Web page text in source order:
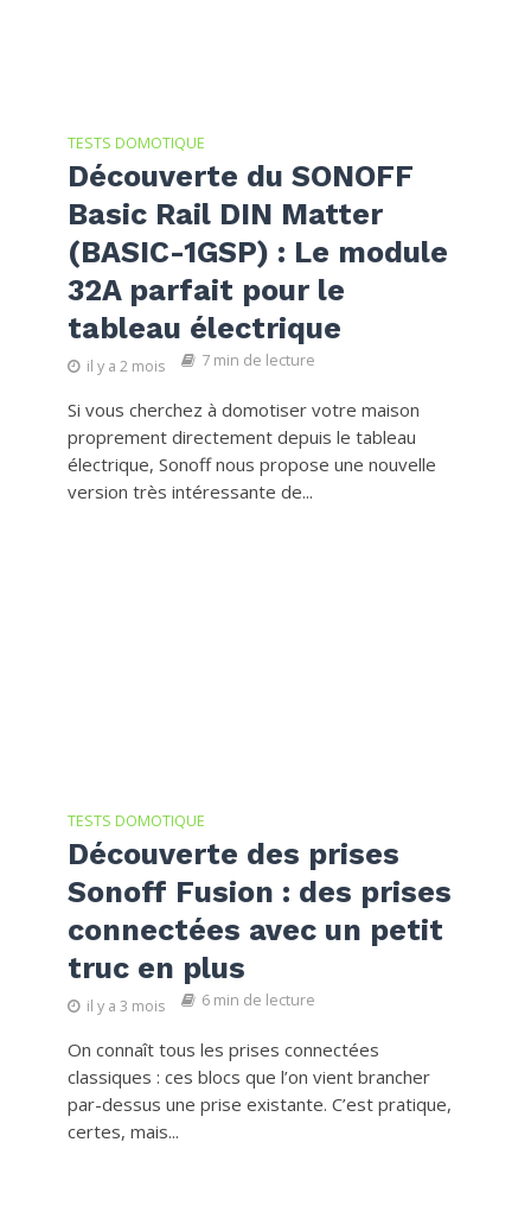
TESTS DOMOTIQUE
Découverte du SONOFF
Basic Rail DIN Matter
(BASIC-1GSP) : Le module
32A parfait pour le
tableau électrique
il y a 2 mois 7 min de lecture
Si vous cherchez à domotiser votre maison
proprement directement depuis le tableau
électrique, Sonoff nous propose une nouvelle
version très intéressante de...
TESTS DOMOTIQUE
Découverte des prises
Sonoff Fusion : des prises
connectées avec un petit
truc en plus
il y a 3 mois 6 min de lecture
On connaît tous les prises connectées
classiques : ces blocs que l’on vient brancher
par-dessus une prise existante. C’est pratique,
certes, mais...